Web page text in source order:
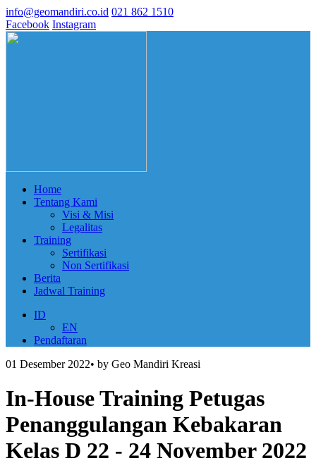
info@geomandiri.co.id 021 862 1510
Facebook Instagram
Home
Tentang Kami
Visi & Misi
Legalitas
Training
Sertifikasi
Non Sertifikasi
Berita
Jadwal Training
ID
EN
Pendaftaran
01 Desember 2022• by Geo Mandiri Kreasi
In-House Training Petugas
Penanggulangan Kebakaran
Kelas D 22 - 24 November 2022